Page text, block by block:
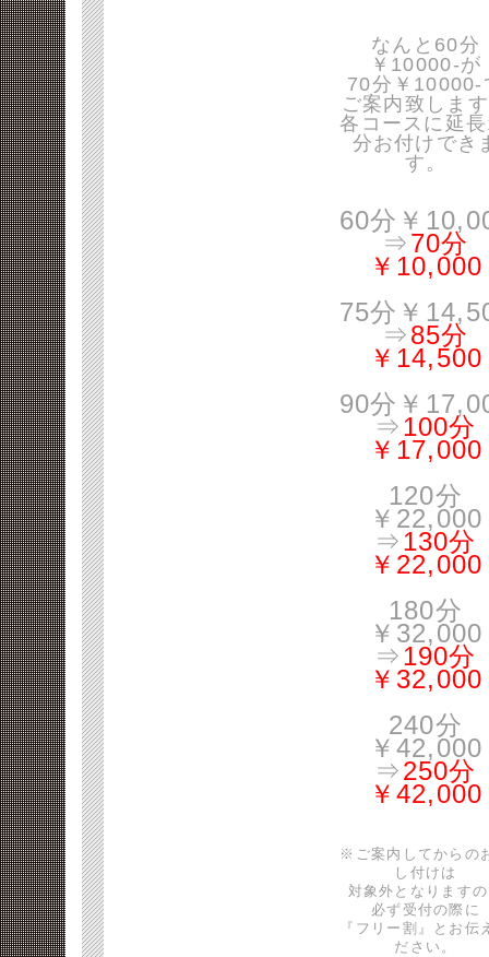
なんと60分
￥10000-が
70分￥10000-
ご案内致しま
各コースに延
分お付けでき
す。
60分￥
⇒70分
￥10,000
75分￥
⇒85分
￥14,500
90分￥
⇒100分
￥17,000
120分
￥22,000
⇒130分
￥22,000
180分
￥32,000
⇒190分
￥32,000
240分
￥42,000
⇒250分
￥42,000
※ご案内してからの
し付けは
対象外となります
必ず受付の際に
『フリー割』とお伝
ださい。